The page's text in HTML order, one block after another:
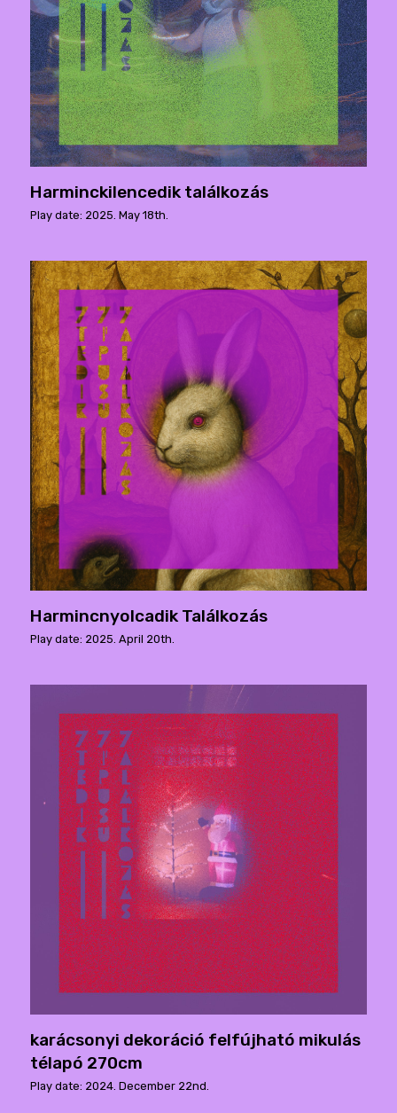
Harminckilencedik találkozás
Play date: 2025. May 18th.
Harmincnyolcadik Találkozás
Play date: 2025. April 20th.
kar​á​csonyi dekor​á​ció felf​ú​jható mikul​á​s
t​é​lapó 270cm
Play date: 2024. December 22nd.